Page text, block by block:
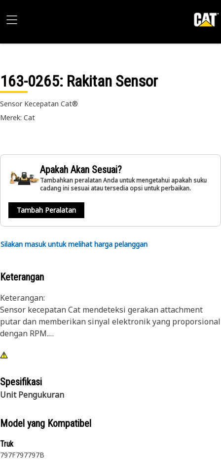
163-0265: Rakitan Sensor
Sensor Kecepatan Cat®
Merek: Cat
Apakah Akan Sesuai?
Tambahkan peralatan Anda untuk mengetahui apakah suku
cadang ini sesuai atau tersedia opsi untuk perbaikan.
Tambah Peralatan
Silakan masuk untuk melihat harga pelanggan
Keterangan
Keterangan:
Sensor kecepatan Cat mendeteksi gerakan attachment
putar dan memberikan sinyal elektronik yang proporsional
dengan RPM.
Atribut:
Aplikasi:
• Kecepatan gandar
• Indikator Cat adalah sensor khusus aplikasi. Lihat buku
petunjuk penggunaan atau hubungi Dealer Cat setempat
untuk mendapatkan informasi lebih lanjut.
Spesifikasi
Unit Pengukuran
Model yang Kompatibel
Truk
797F797797B